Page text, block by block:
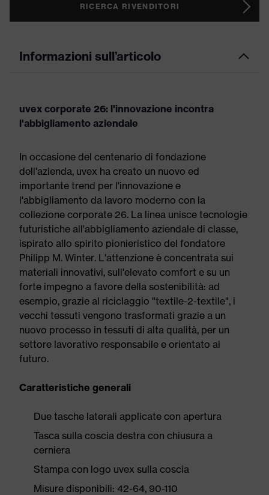
RICERCA RIVENDITORI
Informazioni sull’articolo
uvex corporate 26: l'innovazione incontra
l'abbigliamento aziendale
In occasione del centenario di fondazione
dell'azienda, uvex ha creato un nuovo ed
importante trend per l'innovazione e
l'abbigliamento da lavoro moderno con la
collezione corporate 26. La linea unisce tecnologie
futuristiche all'abbigliamento aziendale di classe,
ispirato allo spirito pionieristico del fondatore
Philipp M. Winter. L'attenzione è concentrata sui
materiali innovativi, sull'elevato comfort e su un
forte impegno a favore della sostenibilità: ad
esempio, grazie al riciclaggio "textile-2-textile", i
vecchi tessuti vengono trasformati grazie a un
nuovo processo in tessuti di alta qualità, per un
settore lavorativo responsabile e orientato al
futuro.
Caratteristiche generali
Due tasche laterali applicate con apertura
Tasca sulla coscia destra con chiusura a
cerniera
Stampa con logo uvex sulla coscia
Misure disponibili: 42-64, 90-110